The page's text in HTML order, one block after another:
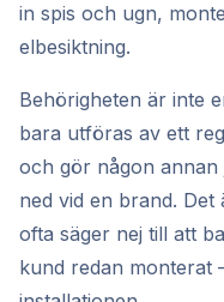
in spis och ugn,
elbesiktning.
Behörigheten är inte
bara utföras av ett
och gör någon
ned vid en brand.
ofta säger nej till att
kund redan monterat